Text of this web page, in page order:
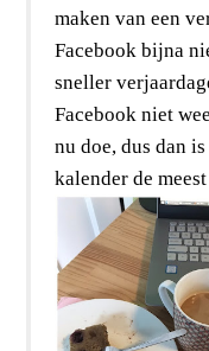
maken van een
Facebook bijna
sneller
Facebook niet
nu doe, dus dan
kalender de